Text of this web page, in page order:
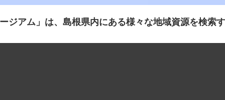
ジアム」は、島根県内にある様々な地域資源を検索